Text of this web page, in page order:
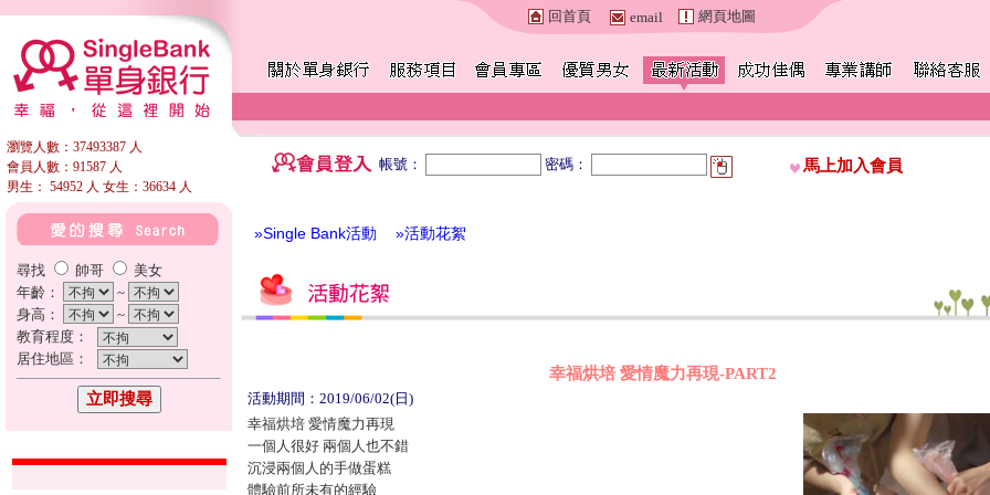
回首頁 email 網頁地圖
瀏覽人數：37493387 人
會員人數：91587 人
男生： 54952 人 女生：36634 人
帳號： 密碼： 馬上加入會員
尋找 帥哥
美女
年齡：
~
身高：
~
教育程度：
居住地區：
»Single Bank活動 »活動花絮
幸福烘培 愛情魔力再現-PART2
活動期間：2019/06/02(日)
幸福烘培 愛情魔力再現
一個人很好 兩個人也不錯
沉浸兩個人的手做蛋糕
體驗前所未有的經驗